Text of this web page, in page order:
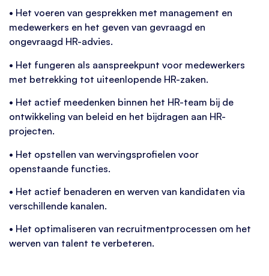
• Het voeren van gesprekken met management en
medewerkers en het geven van gevraagd en
ongevraagd HR-advies.
• Het fungeren als aanspreekpunt voor medewerkers
met betrekking tot uiteenlopende HR-zaken.
• Het actief meedenken binnen het HR-team bij de
ontwikkeling van beleid en het bijdragen aan HR-
projecten.
• Het opstellen van wervingsprofielen voor
openstaande functies.
• Het actief benaderen en werven van kandidaten via
verschillende kanalen.
• Het optimaliseren van recruitmentprocessen om het
werven van talent te verbeteren.